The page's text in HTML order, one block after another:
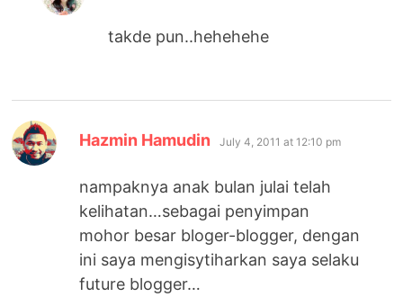
takde pun..hehehehe
Hazmin Hamudin says:
July 4, 2011 at 12:10 pm
nampaknya anak bulan julai telah
kelihatan…sebagai penyimpan
mohor besar bloger-blogger, dengan
ini saya mengisytiharkan saya selaku
future blogger…